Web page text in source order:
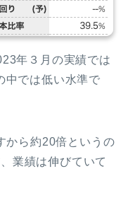
年３月の実績では
中では低い水準で
から約20倍というの
業績は伸びていて